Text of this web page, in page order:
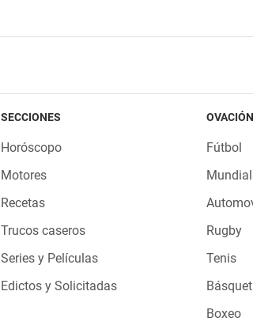
SECCIONES
Horóscopo
Motores
Recetas
Trucos caseros
Series y Películas
Edictos y Solicitadas
Fútbol
Mundial
Rugby
Tenis
Básquet
Boxeo